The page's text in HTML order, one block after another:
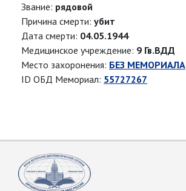
Звание: рядовой
Причина смерти: убит
Дата смерти: 04.05.1944
Медицинское учреждение: 9 Гв.ВДД
Место захоронения: БЕЗ МЕМОРИАЛА
ID ОБД Мемориал: 55727267